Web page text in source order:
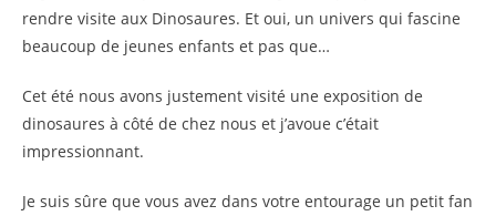
rendre visite aux Dinosaures. Et oui, un univers qui fascine
beaucoup de jeunes enfants et pas que…
Cet été nous avons justement visité une exposition de
dinosaures à côté de chez nous et j’avoue c’était
impressionnant.
Je suis sûre que vous avez dans votre entourage un petit fan